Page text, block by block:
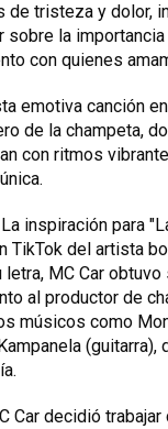
de tristeza y dolor,
sobre la
con quienes
emotiva canción
de la champeta,
con ritmos
La inspiración para
TikTok del artista
letra, MC Car
al productor de
músicos como
(guitarra),
Car decidió